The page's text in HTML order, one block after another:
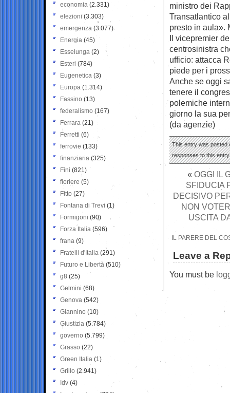
ministro dei
Transatlantico
presto in aula».
Il vicepremier
centrosinistra
ufficio: attacca
piede per i
Anche se oggi
tenere il
polemiche
giorno la sua
(da agenzie)
This entry was posted
responses to this
« OGGI IL
SFIDUCIA
DECISIVO
NON
USCITA
IL PARERE DEL
Leave a
You must be
economia (2.331)
elezioni (3.303)
emergenza (3.077)
Energia (45)
Esselunga (2)
Esteri (784)
Eugenetica (3)
Europa (1.314)
Fassino (13)
federalismo (167)
Ferrara (21)
Ferretti (6)
ferrovie (133)
finanziaria (325)
Fini (821)
fioriere (5)
Fitto (27)
Fontana di Trevi (1)
Formigoni (90)
Forza Italia (596)
frana (9)
Fratelli d'Italia (291)
Futuro e Libertà (510)
g8 (25)
Gelmini (68)
Genova (542)
Giannino (10)
Giustizia (5.784)
governo (5.799)
Grasso (22)
Green Italia (1)
Grillo (2.941)
Idv (4)